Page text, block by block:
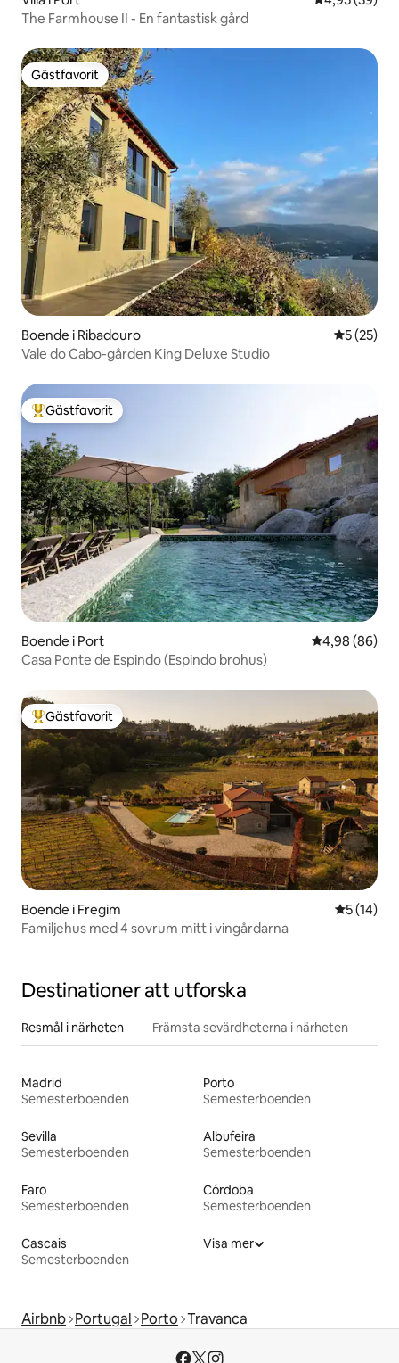
The Farmhouse II - En fantastisk gård
Gästfavorit
Gästfavorit
Boende i Ribadouro 5 av 5 i
5 (25)
Vale do Cabo-gården King Deluxe Studio
Populär gästfavorit
Gästfavorit
Boende i Port 4,98 av 5 i
4,98 (86)
Casa Ponte de Espindo (Espindo brohus)
Populär gästfavorit
Gästfavorit
Boende i Fregim 5 av 5 i
5 (14)
Familjehus med 4 sovrum mitt i vingårdarna
Destinationer att utforska
Resmål i närheten Främsta sevärdheterna i närheten
Madrid
Semesterboenden
Porto
Semesterboenden
Sevilla
Semesterboenden
Albufeira
Semesterboenden
Faro
Semesterboenden
Córdoba
Semesterboenden
Cascais
Semesterboenden
Visa mer
Airbnb Portugal Porto Travanca